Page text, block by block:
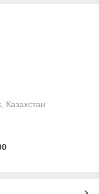
Казахстан